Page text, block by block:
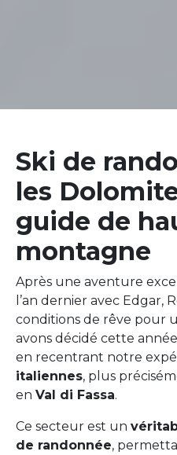
Ski de
les
guide de
montagne
Après une aventure
l’an dernier avec Edgar,
conditions de rêve pour
avons décidé cette
en recentrant notre
italiennes, plus
en Val di Fassa.
Ce secteur est un
de randonnée,